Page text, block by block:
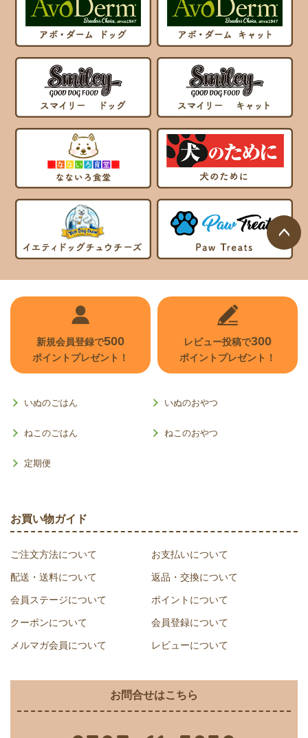
ページ
新規会員登録で500
ポイントプレゼント！
レビュー投稿で300
ポイントプレゼント！
いぬのごはん いぬのおやつ
ねこのごはん ねこのおやつ
定期便
お買い物ガイド
ご注文方法について お支払いについて
配送・送料について 返品・交換について
会員ステージについて ポイントについて
クーポンについて 会員登録について
メルマガ会員について レビューについて
お問合せはこちら